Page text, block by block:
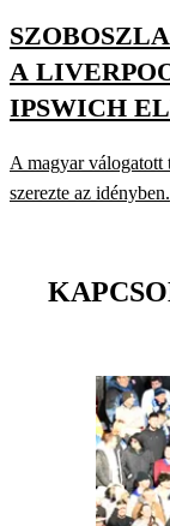
A
IPSWICH
A magyar válogatott
szerezte az idényben.